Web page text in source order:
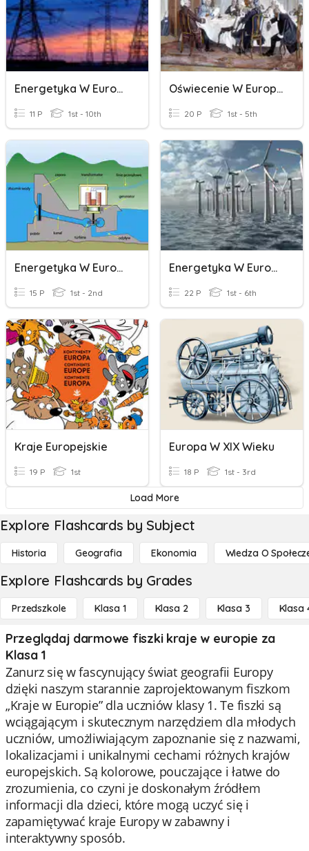
Energetyka W Europie
11 P 1st - 10th
Oświecenie W Europie
20 P 1st - 5th
Energetyka W Europie
15 P 1st - 2nd
Energetyka W Europie
22 P 1st - 6th
Kraje Europejskie
19 P 1st
Europa W XIX Wieku
18 P 1st - 3rd
Load More
Explore Flashcards by Subject
Historia Geografia Ekonomia Wiedza O
Explore Flashcards by Grades
Przedszkole Klasa 1 Klasa 2 Klasa 3 Klasa
Przeglądaj darmowe fiszki kraje w europie za
Klasa 1
Zanurz się w fascynujący świat geografii Europy
dzięki naszym starannie zaprojektowanym fiszkom
„Kraje w Europie” dla uczniów klasy 1. Te fiszki są
wciągającym i skutecznym narzędziem dla młodych
uczniów, umożliwiającym zapoznanie się z nazwami,
lokalizacjami i unikalnymi cechami różnych krajów
europejskich. Są kolorowe, pouczające i łatwe do
zrozumienia, co czyni je doskonałym źródłem
informacji dla dzieci, które mogą uczyć się i
zapamiętywać kraje Europy w zabawny i
interaktywny sposób.